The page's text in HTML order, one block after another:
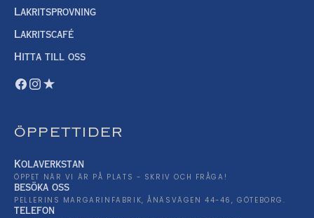
Lakritsprovning
Lakritscafé
Hitta till oss
ÖPPETTIDER
Kolaverkstan
ÖPPET NÄR VI ÄR PÅ PLATS - SKRIV OCH FRÅGA!
besöka oss
PELLERINS MARGARINFABRIK, ÅNÄSVÄGEN 44-46, GÖTEBORG.
telefon